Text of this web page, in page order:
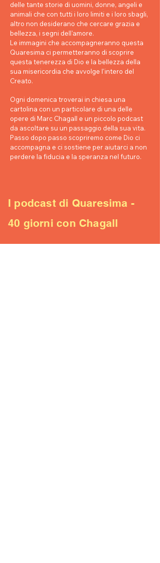
delle tante storie di uomini, donne, angeli e
animali che con tutti i loro limiti e i loro sbagli,
altro non desiderano che cercare grazia e
bellezza, i segni dell'amore.
Le immagini che accompagneranno questa
Quaresima ci permetteranno di scoprire
questa tenerezza di Dio e la bellezza della
sua misericordia che avvolge l'intero del
Creato.
Ogni domenica troverai in chiesa una
cartolina con un particolare di una delle
opere di Marc Chagall e un piccolo podcast
da ascoltare su un passaggio della sua vita.
Passo dopo passo scopriremo come Dio ci
accompagna e ci sostiene per aiutarci a non
perdere la fiducia e la speranza nel futuro.
I podcast di Quaresima -
40 giorni con Chagall